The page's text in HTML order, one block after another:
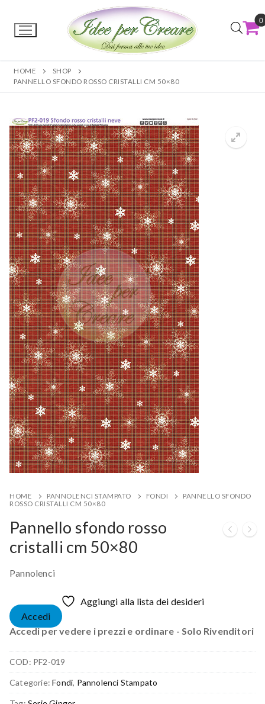
0
HOME
SHOP
PANNELLO SFONDO ROSSO CRISTALLI CM 50×80
HOME PANNOLENCI STAMPATO FONDI
PANNELLO SFONDO
ROSSO CRISTALLI CM 50×80
Pannello sfondo rosso
cristalli cm 50×80
Pannolenci
Aggiungi alla lista dei desideri
Accedi
Accedi per vedere i prezzi e ordinare - Solo Rivenditori
COD: PF2-019
Categorie:Fondi, Pannolenci Stampato